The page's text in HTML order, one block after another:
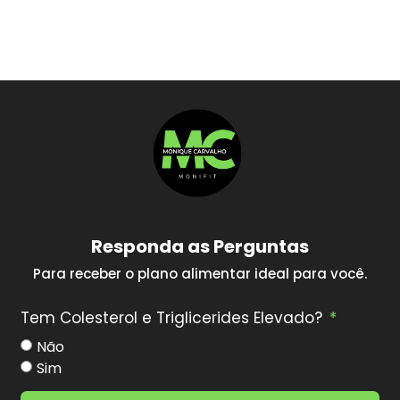
Responda as Perguntas
Para receber o plano alimentar ideal para você.
Tem Colesterol e Triglicerides Elevado?
Não
Sim